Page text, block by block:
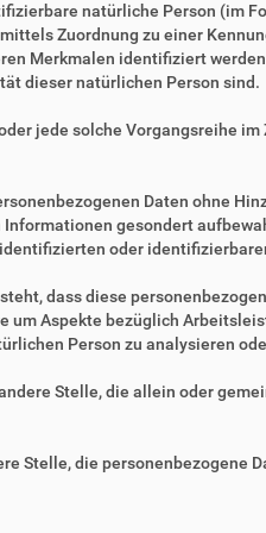
natürliche Person (im
Zuordnung zu einer
Merkmalen identifiziert
dieser natürlichen Person sind.
jede solche Vorgangsreihe
Daten ohne
gesondert
oder
dass diese
Aspekte bezüglich
Person zu analysieren
Stelle, die allein oder
Stelle, die personenbezogene